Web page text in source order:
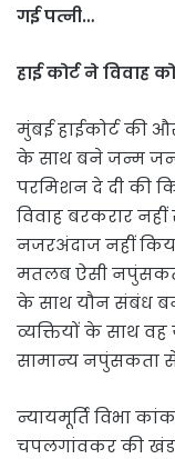
गई पत्नी…
हाई कोर्ट ने विवाह
मुंबई हाईकोर्ट की
के साथ बने जन्म
परमिशन दे दी की
विवाह बरकरार
नजरअंदाज नहीं
मतलब ऐसी
के साथ यौन संबंध
व्यक्तियों के साथ
सामान्य नपुंसकता से
न्यायमूर्ति विभा
चपलगांवकर की